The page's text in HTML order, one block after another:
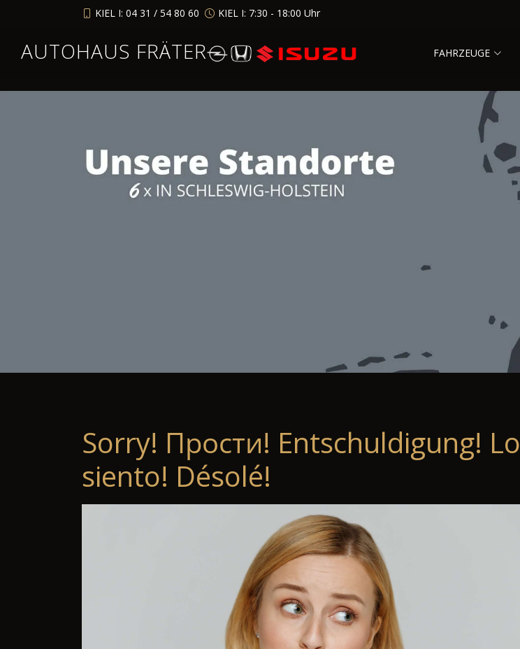
KIEL I: 04 31 / 54 80 60 KIEL I: 7:30 - 18:00 Uhr
AUTOHAUS FRÄTER FAHRZEUGE
Sorry! Прости! Entschuldigung! Lo
siento! Désolé!